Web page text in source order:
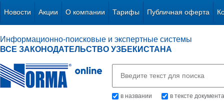
Новости Акции О компании Тарифы Публичная оферта
Информационно-поисковые и экспертные системы
ВСЕ ЗАКОНОДАТЕЛЬСТВО УЗБЕКИСТАНА
в названии в тексте документа